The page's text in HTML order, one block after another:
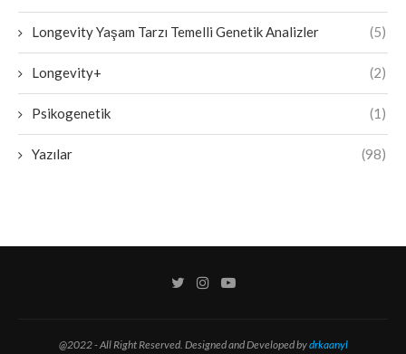
Longevity Yaşam Tarzı Temelli Genetik Analizler (5)
Longevity+ (2)
Psikogenetik (1)
Yazılar (98)
@2022 - All Right Reserved. Designed and Developed bydrkaanyl